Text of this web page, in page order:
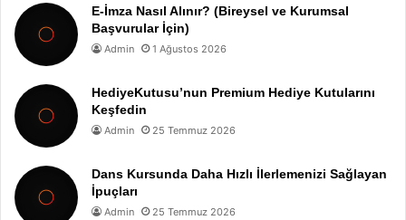
E-İmza Nasıl Alınır? (Bireysel ve Kurumsal
Başvurular İçin)
Admin 1 Ağustos 2026
HediyeKutusu’nun Premium Hediye Kutularını
Keşfedin
Admin 25 Temmuz 2026
Dans Kursunda Daha Hızlı İlerlemenizi Sağlayan
İpuçları
Admin 25 Temmuz 2026